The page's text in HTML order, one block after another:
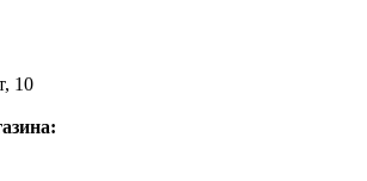
10